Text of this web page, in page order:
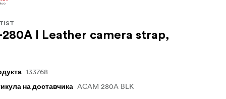
280A I Leather camera strap,
133768
на доставчика ACAM 280A BLK